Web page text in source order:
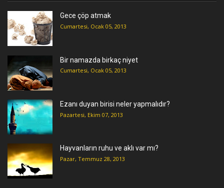
Gece çöp atmak
Cumartesi, Ocak 05, 2013
Bir namazda birkaç niyet
Cumartesi, Ocak 05, 2013
Ezanı duyan birisi neler yapmalıdır?
Pazartesi, Ekim 07, 2013
Hayvanların ruhu ve aklı var mı?
Pazar, Temmuz 28, 2013